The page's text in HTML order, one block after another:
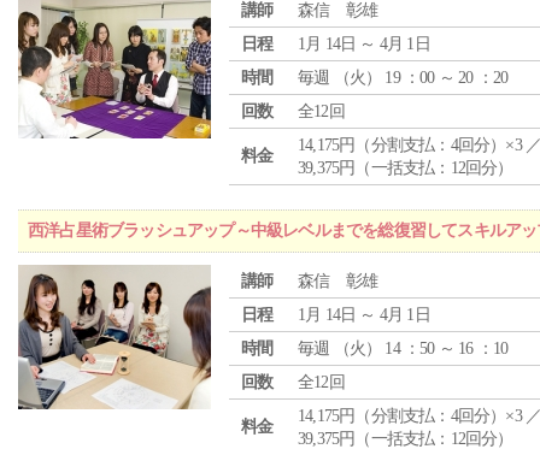
講師
森信 彰雄
日程
1月 14日 ～ 4月 1日
時間
毎週 （火 ） 19 ：00 ～ 20 ：20
回数
全12回
料金
14,175円（分割支払：4回分）×3
39,375円（一括支払：12回分）
西洋占星術ブラッシュアップ～中級レベルまでを総復習してスキルア
講師
森信 彰雄
日程
1月 14日 ～ 4月 1日
時間
毎週 （火 ） 14 ：50 ～ 16 ：10
回数
全12回
料金
14,175円（分割支払：4回分）×3
39,375円（一括支払：12回分）